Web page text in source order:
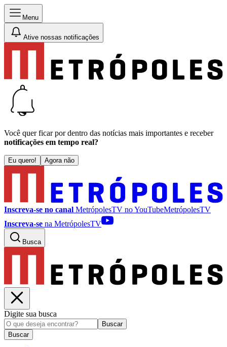
Menu
Ative nossas notificações
Você quer ficar por dentro das notícias mais importantes e receber
notificações em tempo real?
Eu quero! Agora não
Inscreva-se no canal MetrópolesTV noYouTubeMetrópolesTV
Inscreva-se na MetrópolesTV
Busca
Digite sua busca
Buscar
Buscar